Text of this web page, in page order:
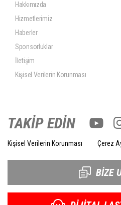
Hakkımızda
Hizmetlerimiz
Haberler
Sponsorluklar
İletişim
Kişisel Verilerin Korunması
TAKİP EDİN
Kişisel Verilerin Korunması Çerez
BİZE